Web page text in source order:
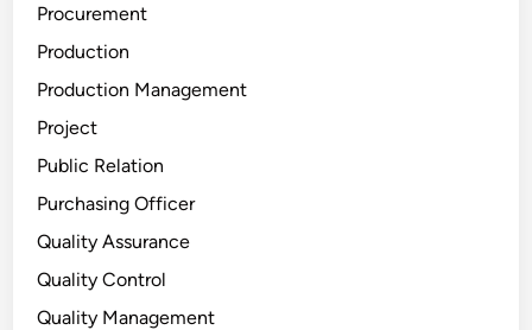
Procurement
Production
Production Management
Project
Public Relation
Purchasing Officer
Quality Assurance
Quality Control
Quality Management